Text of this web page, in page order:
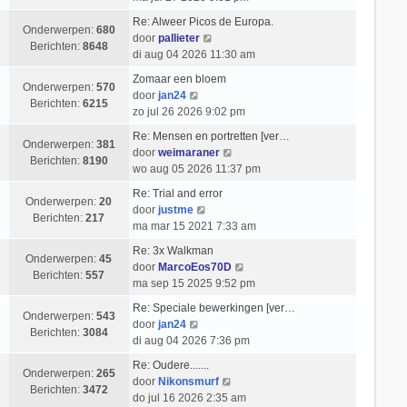
c
h
t
e
b
e
c
t
s
e
b
r
c
h
t
k
l
a
a
s
e
b
e
r
c
t
i
k
l
a
s
t
e
b
c
h
Onderwerpen: 680
Berichten: 8648
Re: Alweer Picos de Europa.
door pallieter
e
i
k
l
a
a
s
e
e
r
c
t
di aug 04 2026 11:30 am
Onderwerpen: 570
Berichten: 6215
Zomaar een bloem
door jan24
e
i
j
k
l
a
a
s
t
e
b
r
c
h
zo jul 26 2026 9:02 pm
Onderwerpen: 381
Berichten: 8190
Re: Mensen en portretten [ver…
door weimaraner
e
k
a
a
s
e
r
wo aug 05 2026 11:37 pm
Onderwerpen:20
Berichten:217
Re: Trial and error
door justme
e
i
j
k
l
a
s
t
ma mar 15 2021 7:33 am
Onderwerpen:45
Berichten:557
Re: 3x Walkman
door MarcoEos70D
e
i
k
a
ma sep 15 2025 9:52 pm
Onderwerpen: 543
Berichten: 3084
Re: Speciale bewerkingen [ver…
door jan24
e
i
j
di aug 04 2026 7:36 pm
Onderwerpen: 265
Berichten: 3472
Re: Oudere.......
door Nikonsmurf
e
do jul 16 2026 2:35 am